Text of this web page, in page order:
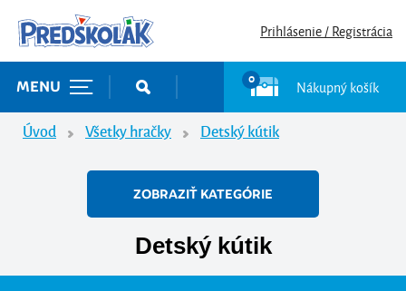
Prihlásenie / Registrácia
MENU 0 Nákupný košík
Úvod Všetky hračky Detský kútik
ZOBRAZIŤ KATEGÓRIE
Detský kútik